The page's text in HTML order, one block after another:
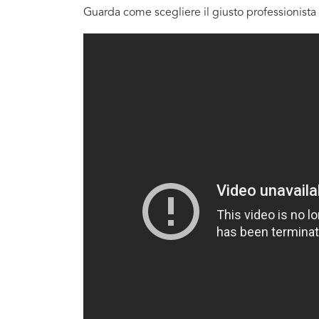
Guarda come scegliere il giusto professionista